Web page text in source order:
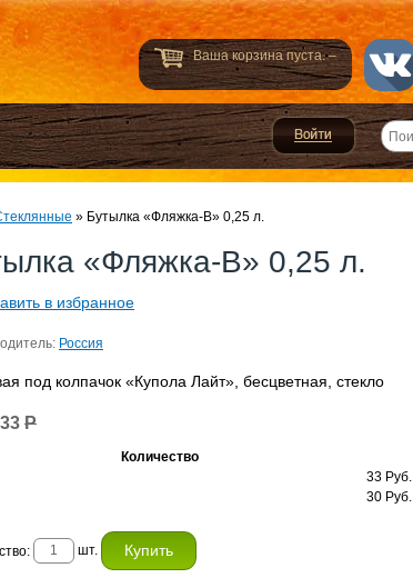
Ваша корзина пуста. –
» Бутылка «Фляжка-В» 0,25 л.
«Фляжка-В» 0,25 л.
в избранное
Россия
под колпачок «Купола Лайт», бесцветная, стекло
33 Р
Количество
33 Руб.
30 Руб.
шт.